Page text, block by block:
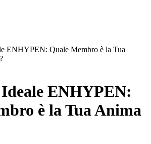
ENHYPEN: Quale Membro è la Tua
ENHYPEN:
è la Tua Anima